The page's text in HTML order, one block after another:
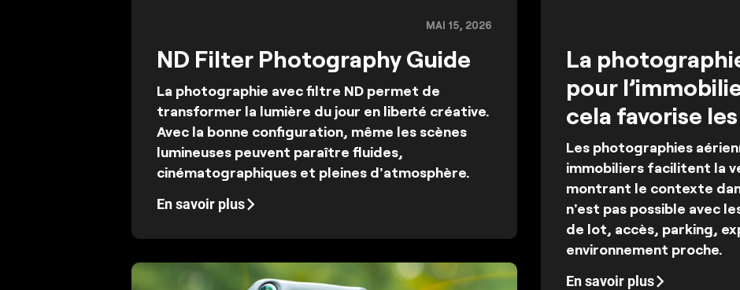
MAI 15, 2026
ND Filter Photography Guide
La photographie avec filtre ND permet de
transformer la lumière du jour en liberté créative.
Avec la bonne configuration, même les scènes
lumineuses peuvent paraître fluides,
cinématographiques et pleines d'atmosphère.
En savoir plus
La
pour
cela favorise
Les photographies
immobiliers facilitent la
montrant le contexte
n'est pas possible avec
de lot, accès, parking,
environnement proche.
En savoir plus